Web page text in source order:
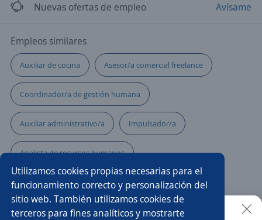
Utilizamos cookies propias necesarias para el
funcionamiento correcto y personalización del
sitio web. También utilizamos cookies de
terceros para fines analíticos y mostrarte
Nuevas ofertas de empleo Avísame
Empleos similares
Auxiliar de cocina Asesor/a comercial freelance
Coordinador/a de gestión humana
Auxiliar administrativo/a Impulsador/a
Analista de recursos humanos
Auxiliar de almacén y logística
Asesor/a comercial de tecnología Auxiliar